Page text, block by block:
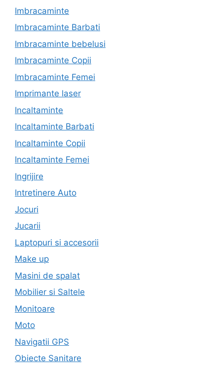
Imbracaminte
Imbracaminte Barbati
Imbracaminte bebelusi
Imbracaminte Copii
Imbracaminte Femei
Imprimante laser
Incaltaminte
Incaltaminte Barbati
Incaltaminte Copii
Incaltaminte Femei
Ingrijire
Intretinere Auto
Jocuri
Jucarii
Laptopuri si accesorii
Make up
Masini de spalat
Mobilier si Saltele
Monitoare
Moto
Navigatii GPS
Obiecte Sanitare